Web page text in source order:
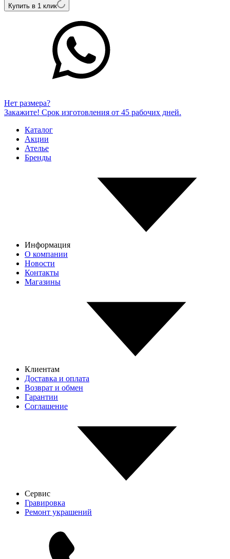
Купить в 1 клик
Нет размера?
Закажите! Срок изготовления от 45 рабочих дней.
Каталог
Акции
Ателье
Бренды
Информация
О компании
Новости
Контакты
Магазины
Клиентам
Доставка и оплата
Возврат и обмен
Гарантии
Соглашение
Сервис
Гравировка
Ремонт украшений